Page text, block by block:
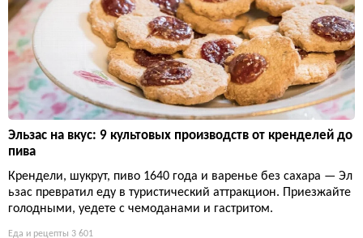
Эльзас на вкус: 9 культовых производств от кренделей до
пива
Крендели, шукрут, пиво 1640 года и варенье без сахара — Эл
ьзас превратил еду в туристический аттракцион. Приезжайте
голодными, уедете с чемоданами и гастритом.
Еда и рецепты 3 601